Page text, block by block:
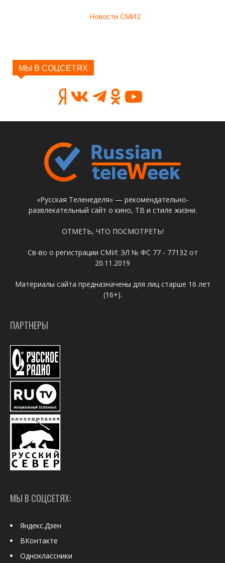
Новости СМИ2
МЫ В СОЦСЕТЯХ
«Русская Теленеделя» — рекомендательно-
развлекательный сайт о кино, ТВ и стиле жизни.
ОТМЕТЬ, ЧТО ПОСМОТРЕТЬ!
Св-во о регистрации СМИ: ЭЛ № ФС 77 - 77132 от
20.11.2019
Материалы сайта предназначены для лиц старше 16 лет
(16+).
ПАРТНЕРЫ
МЫ В СОЦСЕТЯХ:
Яндекс.Дзен
ВКонтакте
Одноклассники